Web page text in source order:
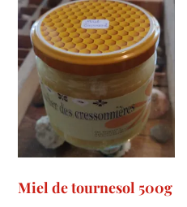
Miel de tournesol 500g